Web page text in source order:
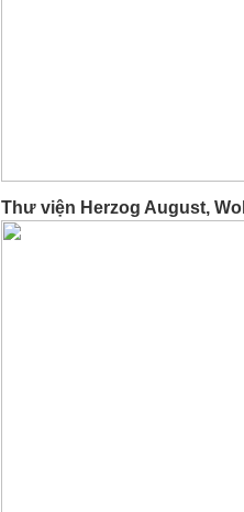
Thư viện Herzog August,